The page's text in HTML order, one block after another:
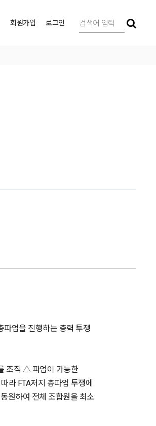
회원가입 로그인
파업을 진행하는 총력 투쟁
조직 △ 파업이 가능한
라 FTA저지 총파업 투쟁에
원하여 전체 조합원을 최소